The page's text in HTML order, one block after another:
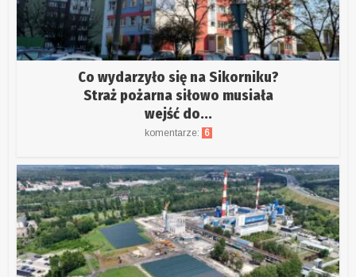
Co wydarzyło się na Sikorniku?
Straż pożarna siłowo musiała
wejść do...
komentarze: 6